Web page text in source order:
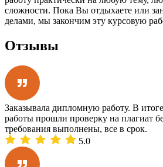
сложности. Пока Вы отдыхаете или
делами, мы закончим эту курсовую
Отзывы
Заказывала дипломную работу. В
работы прошли проверку на плагиат
требования выполнены, все в срок.
5.0